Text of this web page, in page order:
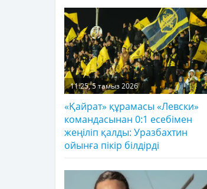
11:25, 5 тамыз 2026
«Қайрат» құрамасы «Левски»
командасынан 0:1 есебімен
жеңіліп қалды: Уразбахтин
ойынға пікір білдірді